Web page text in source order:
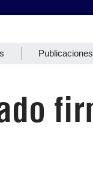
Publicaciones